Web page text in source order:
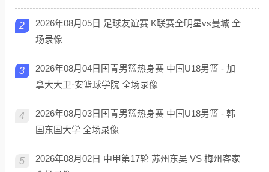
2
2026年08月05日 足球友谊赛 K联赛全明星vs曼城 全
场录像
3
2026年08月04日国青男篮热身赛 中国U18男篮 - 加
拿大大卫·安篮球学院 全场录像
4
2026年08月03日国青男篮热身赛 中国U18男篮 - 韩
国东国大学 全场录像
5
2026年08月02日 中甲第17轮 苏州东吴 VS 梅州客家